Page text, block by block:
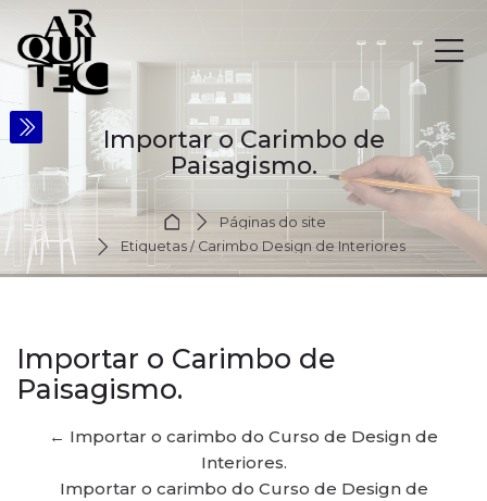
Skip to navigation
Skip to login form
Ir para o conteúdo principal
Skip to accessibility options
Skip to footer
Skip accessibility options
Importar o Carimbo de
Paisagismo.
Página inicial
Páginas do site
Etiquetas / Carimbo Design de Interiores
Importar o Carimbo de
Paisagismo.
← Importar o carimbo do Curso de Design de
Interiores.
Importar o carimbo do Curso de Design de